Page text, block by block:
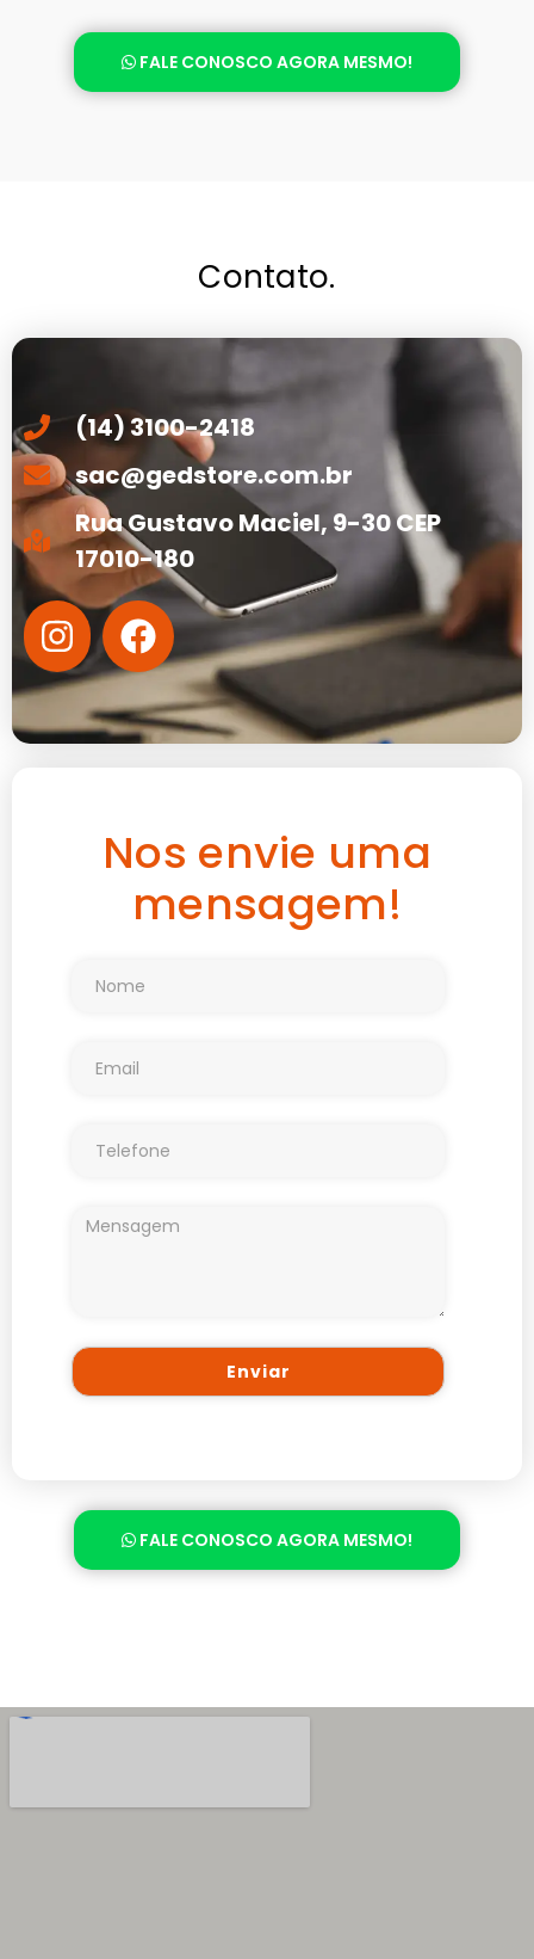
FALE CONOSCO AGORA MESMO!
Contato.
(14) 3100-2418
sac@gedstore.com.br
Rua Gustavo Maciel, 9-30 CEP
17010-180
Nos envie uma
mensagem!
FALE CONOSCO AGORA MESMO!